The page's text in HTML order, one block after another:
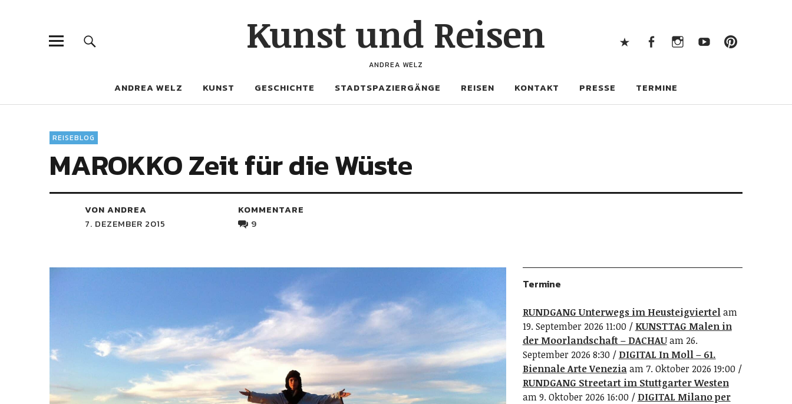
Kunst und Reisen
ANDREA WELZ
ANDREA WELZ KUNST GESCHICHTE STADTSPAZIERGÄNGE REISEN KONTAKT PRESSE TERMINE
REISEBLOG
MAROKKO Zeit für die Wüste
VON ANDREA
7. DEZEMBER 2015
KOMMENTARE
9
Termine
RUNDGANG Unterwegs im Heusteigviertelam
19. September 2026 11:00
KUNSTTAG Malen in
der Moorlandschaft – DACHAUam 26.
September 2026 8:30
DIGITAL In Moll – 61.
Biennale Arte Veneziaam 7. Oktober 2026 19:00
RUNDGANG Streetart im Stuttgarter Westen
am 9. Oktober 2026 16:00
DIGITAL Milano per